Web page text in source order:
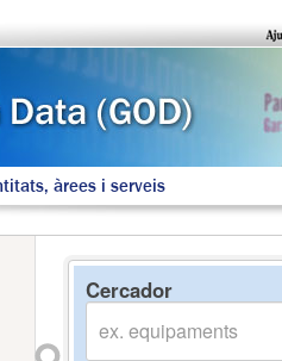
àrees i serveis
Cercador